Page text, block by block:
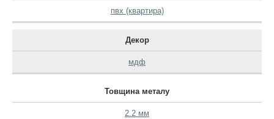
пвх (квартира)
Декор
мдф
Товщина металу
2.2 мм